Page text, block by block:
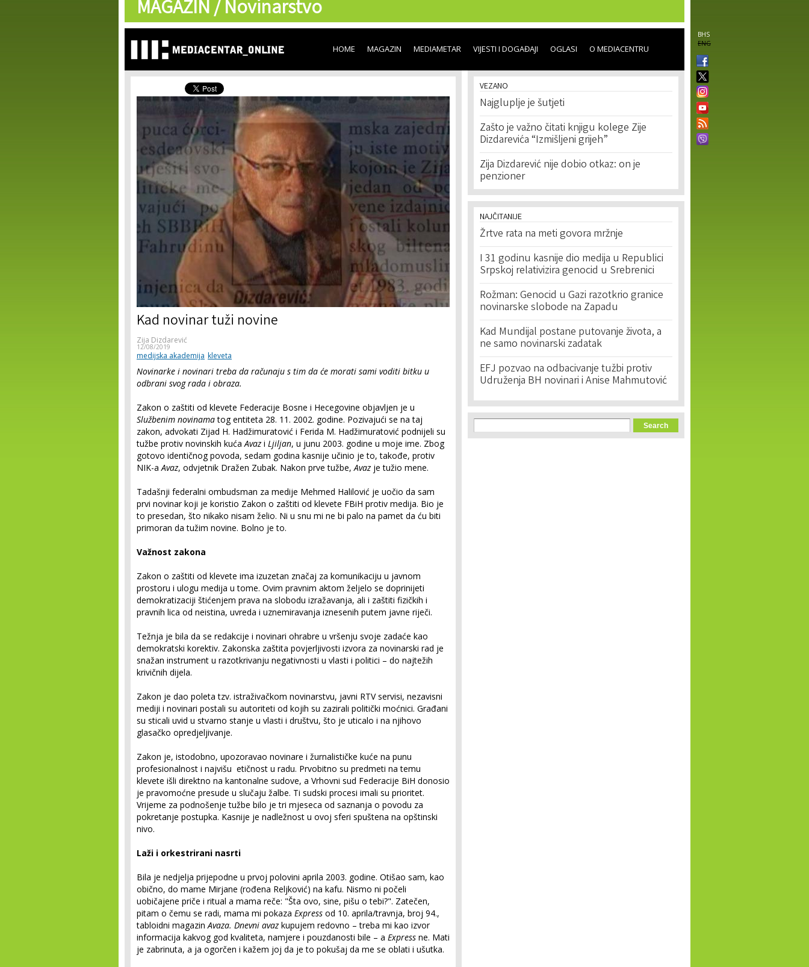
content
MAGAZIN /Novinarstvo
BHS
ENG
HOME MAGAZIN MEDIAMETAR VIJESTI I DOGAĐAJI OGLASI O MEDIACENTRU
Kad novinar tuži novine
Zija Dizdarević
12/08/2019
medijska akademija kleveta
Novinarke i novinari treba da računaju s tim da će morati sami voditi bitku u
odbrani svog rada i obraza.
Zakon o zaštiti od klevete Federacije Bosne i Hecegovine objavljen je u
Službenim novinamatog entiteta 28. 11. 2002. godine. Pozivajući se na taj
zakon, advokati Zijad H. Hadžimuratović i Ferida M. Hadžimuratović podnijeli su
tužbe protiv novinskih kućaAvaz i Ljiljan, u junu 2003. godine u moje ime. Zbog
gotovo identičnog povoda, sedam godina kasnije učinio je to, takođe, protiv
NIK-aAvaz, odvjetnik Dražen Zubak. Nakon prve tužbe,Avaz je tužio mene.
Tadašnji federalni ombudsman za medije Mehmed Halilović je uočio da sam
prvi novinar koji je koristio Zakon o zaštiti od klevete FBiH protiv medija. Bio je
to presedan, što nikako nisam želio. Ni u snu mi ne bi palo na pamet da ću biti
primoran da tužim novine. Bolno je to.
Važnost zakona
Zakon o zaštiti od klevete ima izuzetan značaj za komunikaciju u javnom
prostoru i ulogu medija u tome. Ovim pravnim aktom željelo se doprinijeti
demokratizaciji štićenjem prava na slobodu izražavanja, ali i zaštiti fizičkih i
pravnih lica od neistina, uvreda i uznemiravanja iznesenih putem javne riječi.
Težnja je bila da se redakcije i novinari ohrabre u vršenju svoje zadaće kao
demokratski korektiv. Zakonska zaštita povjerljivosti izvora za novinarski rad je
snažan instrument u razotkrivanju negativnosti u vlasti i politici – do najtežih
krivičnih dijela.
Zakon je dao poleta tzv. istraživačkom novinarstvu, javni RTV servisi, nezavisni
mediji i novinari postali su autoriteti od kojih su zazirali politički moćnici. Građani
su sticali uvid u stvarno stanje u vlasti i društvu, što je uticalo i na njihovo
glasačko opredjeljivanje.
Zakon je, istodobno, upozoravao novinare i žurnalističke kuće na punu
profesionalnost i najvišu etičnost u radu. Prvobitno su predmeti na temu
klevete išli direktno na kantonalne sudove, a Vrhovni sud Federacije BiH donosio
je pravomoćne presude u slučaju žalbe. Ti sudski procesi imali su prioritet.
Vrijeme za podnošenje tužbe bilo je tri mjeseca od saznanja o povodu za
pokretanje postupka. Kasnije je nadležnost u ovoj sferi spuštena na opštinski
nivo.
Laži i orkestrirani nasrti
Bila je nedjelja prijepodne u prvoj polovini aprila 2003. godine. Otišao sam, kao
obično, do mame Mirjane (rođena Reljković) na kafu. Nismo ni počeli
uobičajene priče i ritual a mama reče: "Šta ovo, sine, pišu o tebi?". Zatečen,
pitam o čemu se radi, mama mi pokaza Express od 10. aprila/travnja, broj 94.,
tabloidni magazinAvaza. Dnevni avaz kupujem redovno – treba mi kao izvor
informacija kakvog god kvaliteta, namjere i pouzdanosti bile – a Express ne. Mati
je zabrinuta, a ja ogorčen i kažem joj da je to pokušaj da me se oblati i ušutka.
VEZANO
Najgluplje je šutjeti
Zašto je važno čitati knjigu kolege Zije
Dizdarevića “Izmišljeni grijeh”
Zija Dizdarević nije dobio otkaz: on je
penzioner
NAJČITANIJE
Žrtve rata na meti govora mržnje
I 31 godinu kasnije dio medija u Republici
Srpskoj relativizira genocid u Srebrenici
Rožman: Genocid u Gazi razotkrio granice
novinarske slobode na Zapadu
Kad Mundijal postane putovanje života, a
ne samo novinarski zadatak
EFJ pozvao na odbacivanje tužbi protiv
Udruženja BH novinari i Anise Mahmutović
Search form
Search